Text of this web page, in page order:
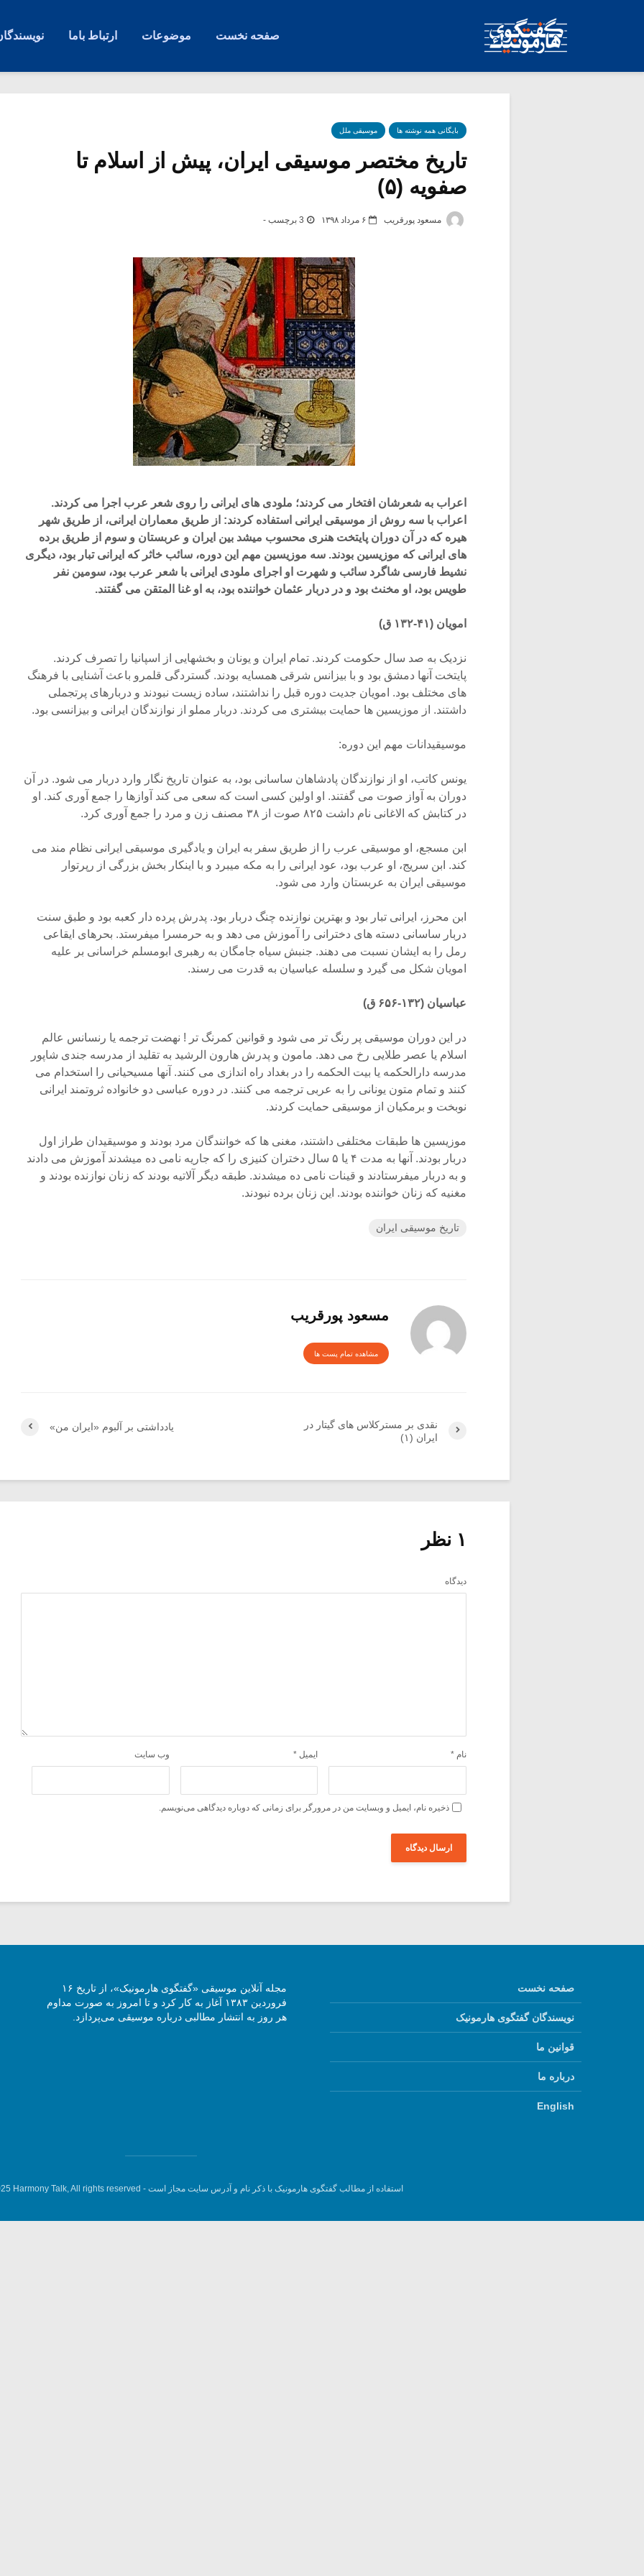
صفحه نخست موضوعات ارتباط باما
بایگانی همه نوشته ها موسیقی ملل
تاریخ مختصر موسیقی ایران، پیش از اسلام تا
صفویه (۵)
مسعود پورقریب ۶ مرداد ۱۳۹۸ 3 برچسب -
اعراب به شعرشان افتخار می کردند؛ ملودی های ایرانی را روی شعر عرب اجرا می کردند.
اعراب با سه روش از موسیقی ایرانی استفاده کردند: از طریق معماران ایرانی، از طریق شهر
هیره که در آن دوران پایتخت هنری محسوب میشد بین ایران و عربستان و سوم از طریق برده
های ایرانی که موزیسین بودند. سه موزیسین مهم این دوره، سائب خاثر که ایرانی تبار بود، دیگری
نشیط فارسی شاگرد سائب و شهرت او اجرای ملودی ایرانی با شعر عرب بود، سومین نفر
طویس بود، او مخنث بود و در دربار عثمان خواننده بود، به او غنا المتقن می گفتند.
امویان (۴۱-۱۳۲ ق)
نزدیک به صد سال حکومت کردند. تمام ایران و یونان و بخشهایی از اسپانیا را تصرف کردند.
پایتخت آنها دمشق بود و با بیزانس شرقی همسایه بودند. گستردگی قلمرو باعث آشنایی با فرهنگ
های مختلف بود. امویان جدیت دوره قبل را نداشتند، ساده زیست نبودند و دربارهای پرتجملی
داشتند. از موزیسین ها حمایت بیشتری می کردند. دربار مملو از نوازندگان ایرانی و بیزانسی بود.
موسیقیدانات مهم این دوره:
یونس کاتب، او از نوازندگان پادشاهان ساسانی بود، به عنوان تاریخ نگار وارد دربار می شود. در آن
دوران به آواز صوت می گفتند. او اولین کسی است که سعی می کند آوازها را جمع آوری کند. او
در کتابش که الاغانی نام داشت ۸۲۵ صوت از ۳۸ مصنف زن و مرد را جمع آوری کرد.
ابن مسجع، او موسیقی عرب را از طریق سفر به ایران و یادگیری موسیقی ایرانی نظام مند می
کند. ابن سریج، او عرب بود، عود ایرانی را به مکه میبرد و با اینکار بخش بزرگی از رپرتوار
موسیقی ایران به عربستان وارد می شود.
ابن محرز، ایرانی تبار بود و بهترین نوازنده چنگ دربار بود. پدرش پرده دار کعبه بود و طبق سنت
دربار ساسانی دسته های دخترانی را آموزش می دهد و به حرمسرا میفرستد. بحرهای ایقاعی
رمل را به ایشان نسبت می دهند. جنبش سیاه جامگان به رهبری ابومسلم خراسانی بر علیه
امویان شکل می گیرد و سلسله عباسیان به قدرت می رسند.
عباسیان (۱۳۲-۶۵۶ ق)
در این دوران موسیقی پر رنگ تر می شود و قوانین کمرنگ تر ! نهضت ترجمه یا رنسانس عالم
اسلام یا عصر طلایی رخ می دهد. مامون و پدرش هارون الرشید به تقلید از مدرسه جندی شاپور
مدرسه دارالحکمه یا بیت الحکمه را در بغداد راه اندازی می کنند. آنها مسیحیانی را استخدام می
کنند و تمام متون یونانی را به عربی ترجمه می کنند. در دوره عباسی دو خانواده ثروتمند ایرانی
نوبخت و برمکیان از موسیقی حمایت کردند.
موزیسین ها طبقات مختلفی داشتند، مغنی ها که خوانندگان مرد بودند و موسیقیدان طراز اول
دربار بودند. آنها به مدت ۴ یا ۵ سال دختران کنیزی را که جاریه نامی ده میشدند آموزش می دادند
و به دربار میفرستادند و قینات نامی ده میشدند. طبقه دیگر آلاتیه بودند که زنان نوازنده بودند و
مغنیه که زنان خواننده بودند. این زنان برده نبودند.
تاریخ موسیقی ایران
مسعود پورقریب
مشاهده تمام پست ها
یادداشتی بر آلبوم «ایران من»
نقدی بر مسترکلاس های گیتار در
ایران (۱)
۱ نظر
دیدگاه
نام * ایمیل * وب‌ سایت
ذخیره نام، ایمیل و وبسایت من در مرورگر برای زمانی که دوباره دیدگاهی می‌نویسم.
صفحه نخست
نویسندگان گفتگوی هارمونیک
قوانین ما
درباره ما
English
مجله آنلاین موسیقی «گفتگوی هارمونیک»، از تاریخ ۱۶
فروردین ۱۳۸۳ آغاز به کار کرد و تا امروز به صورت مداوم
هر روز به انتشار مطالبی درباره موسیقی می‌پردازد.
استفاده از مطالب گفتگوی هارمونیک با ذکر نام و آدرس سایت مجاز است - Harmony Talk, All rights reserved.